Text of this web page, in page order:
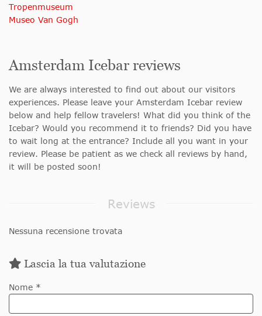
Tropenmuseum
Museo Van Gogh
Amsterdam Icebar reviews
We are always interested to find out about our visitors
experiences. Please leave your Amsterdam Icebar review
below and help fellow travelers! What did you think of the
Icebar? Would you recommend it to friends? Did you have
to wait long at the entrance? Include all you want in your
review. Please be patient as we check all reviews by hand,
it will be posted soon!
Reviews
Nessuna recensione trovata
Lascia la tua valutazione
Nome *